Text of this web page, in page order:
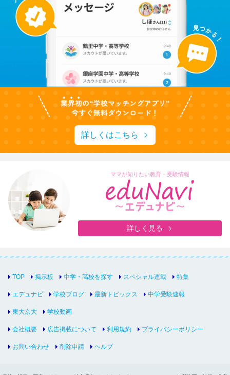
詳しくはこちら
ママが知りたい教育・受験情報
詳しく見る
TOP 掲示板 中学・高校を探す スペシャル連載 特集
エデュナビ 学校ブログ 最新トピックス 中学受験速報
東大京大 学校動画
会社概要 広告掲載について 利用規約 プライバシーポリシー
お問い合わせ 削除申請 ヘルプ